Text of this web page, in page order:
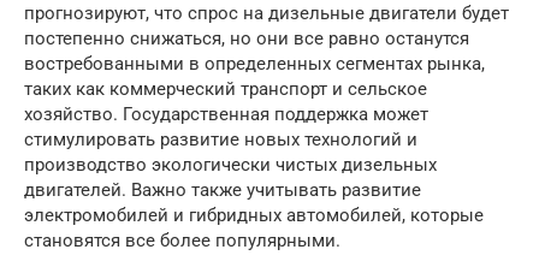
прогнозируют, что спрос на дизельные двигатели будет
постепенно снижаться, но они все равно останутся
востребованными в определенных сегментах рынка,
таких как коммерческий транспорт и сельское
хозяйство. Государственная поддержка может
стимулировать развитие новых технологий и
производство экологически чистых дизельных
двигателей. Важно также учитывать развитие
электромобилей и гибридных автомобилей, которые
становятся все более популярными.